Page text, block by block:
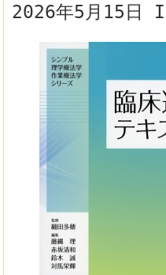
2026年5月15日